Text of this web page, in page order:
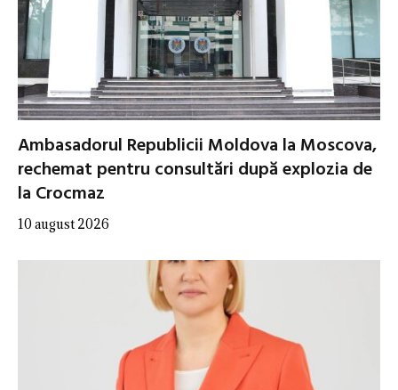
Ambasadorul Republicii Moldova la Moscova,
rechemat pentru consultări după explozia de
la Crocmaz
10 august 2026